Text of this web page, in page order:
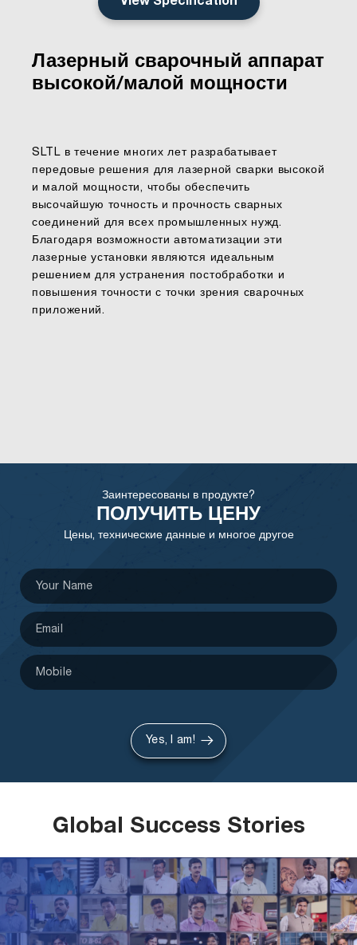
View Specification
Лазерный сварочный аппарат
высокой/малой мощности
SLTL в течение многих лет разрабатывает
передовые решения для лазерной сварки высокой
и малой мощности, чтобы обеспечить
высочайшую точность и прочность сварных
соединений для всех промышленных нужд.
Благодаря возможности автоматизации эти
лазерные установки являются идеальным
решением для устранения постобработки и
повышения точности с точки зрения сварочных
приложений.
Заинтересованы в продукте?
ПОЛУЧИТЬ ЦЕНУ
Цены, технические данные и многое другое
Yes, I am!
Global Success Stories